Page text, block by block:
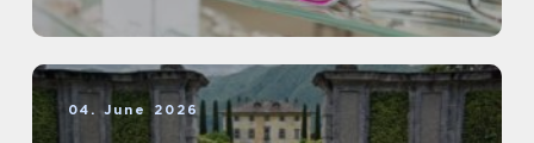
04. June 2026